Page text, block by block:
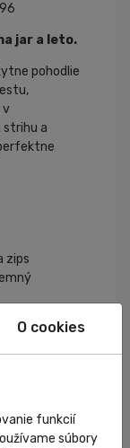
jar a leto.
pohodlie
v
strihu a
zips
O cookies
funkcií
súbory